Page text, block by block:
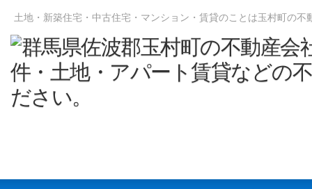
土地・新築住宅・中古住宅・マンション・賃貸のことは玉村町の